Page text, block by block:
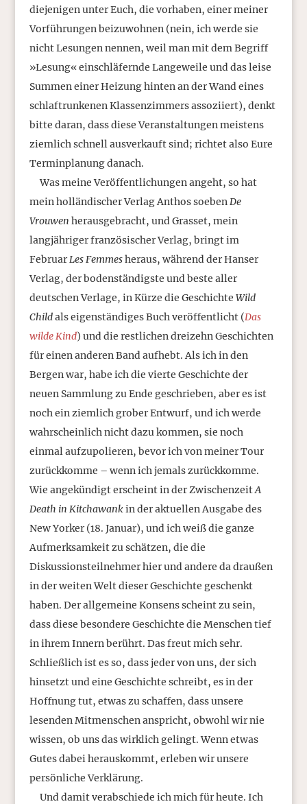
diejenigen unter Euch, die vorhaben, einer meiner
Vorführungen beizuwohnen (nein, ich werde sie
nicht Lesungen nennen, weil man mit dem Begriff
»Lesung« einschläfernde Langeweile und das leise
Summen einer Heizung hinten an der Wand eines
schlaftrunkenen Klassenzimmers assoziiert), denkt
bitte daran, dass diese Veranstaltungen meistens
ziemlich schnell ausverkauft sind; richtet also Eure
Terminplanung danach.
Was meine Veröffentlichungen angeht, so hat
mein holländischer Verlag Anthos soeben De
Vrouwen herausgebracht, und Grasset, mein
langjähriger französischer Verlag, bringt im
FebruarLes Femmesheraus, während der Hanser
Verlag, der bodenständigste und beste aller
deutschen Verlage, in Kürze die Geschichte Wild
Childals eigenständiges Buch veröffentlicht (Das
wilde Kind) und die restlichen dreizehn Geschichten
für einen anderen Band aufhebt. Als ich in den
Bergen war, habe ich die vierte Geschichte der
neuen Sammlung zu Ende geschrieben, aber es ist
noch ein ziemlich grober Entwurf, und ich werde
wahrscheinlich nicht dazu kommen, sie noch
einmal aufzupolieren, bevor ich von meiner Tour
zurückkomme – wenn ich jemals zurückkomme.
Wie angekündigt erscheint in der ZwischenzeitA
Death in Kitchawank in der aktuellen Ausgabe des
New Yorker (18. Januar), und ich weiß die ganze
Aufmerksamkeit zu schätzen, die die
Diskussionsteilnehmer hier und andere da draußen
in der weiten Welt dieser Geschichte geschenkt
haben. Der allgemeine Konsens scheint zu sein,
dass diese besondere Geschichte die Menschen tief
in ihrem Innern berührt. Das freut mich sehr.
Schließlich ist es so, dass jeder von uns, der sich
hinsetzt und eine Geschichte schreibt, es in der
Hoffnung tut, etwas zu schaffen, dass unsere
lesenden Mitmenschen anspricht, obwohl wir nie
wissen, ob uns das wirklich gelingt. Wenn etwas
Gutes dabei herauskommt, erleben wir unsere
persönliche Verklärung.
Und damit verabschiede ich mich für heute. Ich